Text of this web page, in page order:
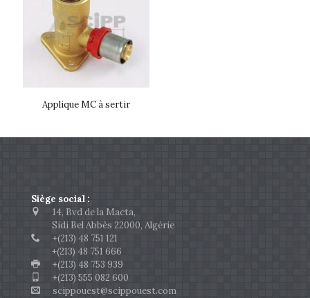
Applique MC à sertir
Siège social :
14, Bvd de la Macta,
Sidi Bel Abbès 22000, Algérie
+(213) 48 751 121
+(213) 48 751 666
+(213) 48 753 939
+(213) 555 082 600
scippouest@scippouest.com